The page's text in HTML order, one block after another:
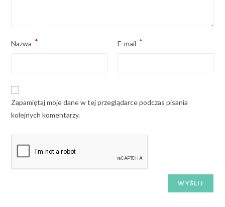
Nazwa * E-mail *
Zapamiętaj moje dane w tej przeglądarce podczas pisania
kolejnych komentarzy.